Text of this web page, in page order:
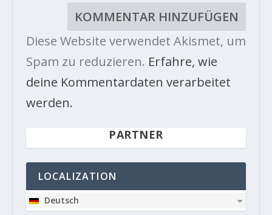
Diese Website verwendet Akismet, um
Spam zu reduzieren. Erfahre, wie
deine Kommentardaten verarbeitet
werden.
PARTNER
LOCALIZATION
Deutsch